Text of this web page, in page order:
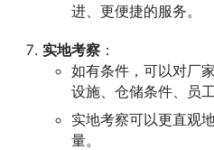
进、更便捷的服务。
实地考察 ：
如有条件，可以对厂
设施、仓储条件、员
实地考察可以更直观
量。